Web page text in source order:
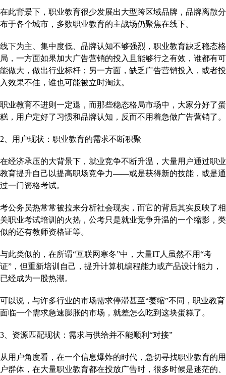
在此背景下，职业教育很少发展出大型跨区域品牌，品牌离散分
布于各个城市，多数职业教育的主战场仍聚焦在线下。
线下为主、集中度低、品牌认知不够强烈，职业教育缺乏稳态格
局，一方面如果加大广告营销的投入且能够行之有效，谁都有可
能做大，做出行业标杆；另一方面，缺乏广告营销投入，或者投
入效果不佳，谁也可能被立时淘汰。
职业教育不进则一定退，而那些稳态格局市场中，大家分好了蛋
糕，用户定好了习惯和品牌认知，反而不用着急做广告营销了。
2、用户现状：职业教育的需求不断积聚
在经济承压的大背景下，就业竞争不断升温，大量用户通过职业
教育提升自己以提高职场竞争力——或是获得新的技能，或是通
过一门资格考试。
考公务员热常常被拉来分析社会现实，而它的背后其实反映了相
关职业考试培训的火热，公考只是就业竞争升温的一个缩影，类
似的还有教师资格证等。
与此类似的，在所谓“互联网寒冬”中，大量IT人虽然不用“考
证”，但重新培训自己，提升计算机编程能力或产品设计能力，
已经成为一股热潮。
可以说，与许多行业的市场需求停滞甚至“萎缩”不同，职业教育
面临一个需求急速膨胀的市场，就差怎么吃到这块蛋糕了。
3、资源匹配现状：需求与供给并不能顺利“对接”
从用户角度看，在一个信息爆炸的时代，急切寻找职业教育的用
户群体，在大量职业教育都在投放广告时，很多时候是迷茫的、